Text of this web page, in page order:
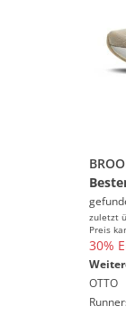
zuletzt
Preis
30%
OTTO